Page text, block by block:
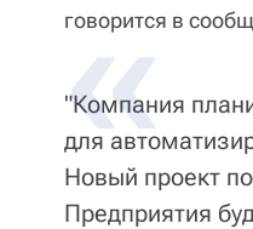
говорится в
"Компания
для
Новый проект
Предприятия